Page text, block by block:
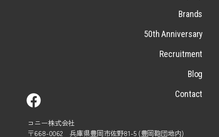
Brands
50th Anniversary
Recruitment
Blog
Contact
コニー株式会社
〒668-0062 兵庫県豊岡市佐野81-5 (豊岡鞄団地内)